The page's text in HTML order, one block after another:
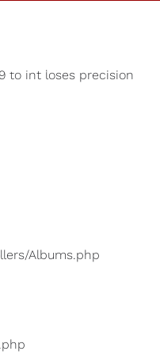
to int loses precision
Albums.php
Playlists